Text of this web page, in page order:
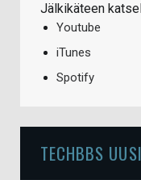
Jälkikäteen
Youtube
iTunes
Spotify
TECHBBS